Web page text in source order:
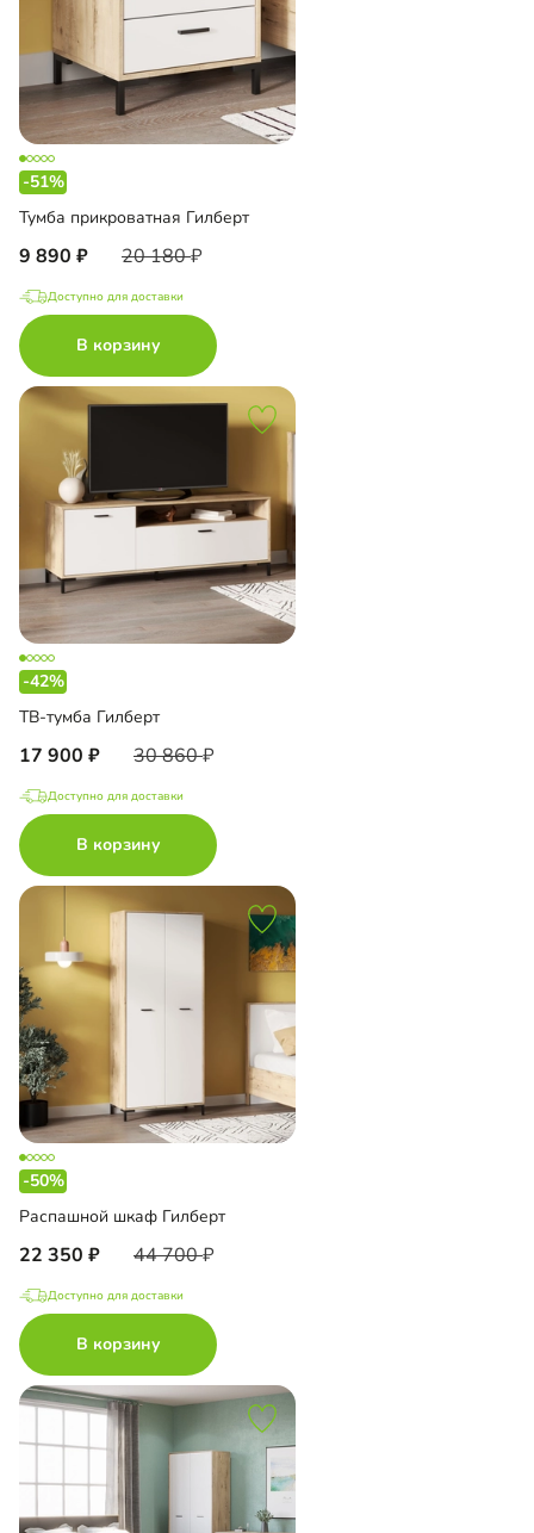
-51%
Тумба прикроватная Гилберт
9 890 20 180
Доступно для доставки
В корзину
-42%
ТВ-тумба Гилберт
17 900 30 860
Доступно для доставки
В корзину
-50%
Распашной шкаф Гилберт
22 350 44 700
Доступно для доставки
В корзину